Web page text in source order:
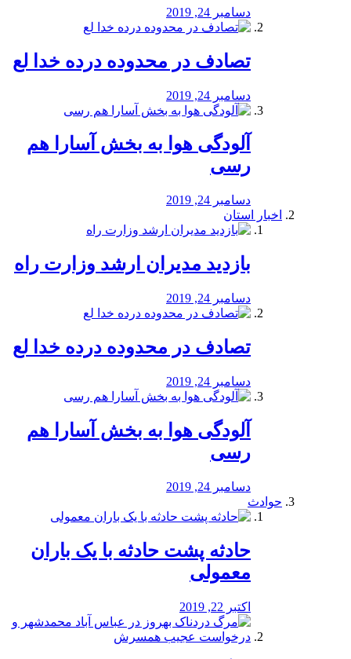
دسامبر 24, 2019
تصادف در محدوده درده خدا لع
دسامبر 24, 2019
آلودگی هوا به بخش آسارا هم
رسی
دسامبر 24, 2019
اخبار استان
بازدید مدیران ارشد وزارت راه
دسامبر 24, 2019
تصادف در محدوده درده خدا لع
دسامبر 24, 2019
آلودگی هوا به بخش آسارا هم
رسی
دسامبر 24, 2019
حوادث
️حادثه پشت حادثه با یک باران
معمولی
اکتبر 22, 2019